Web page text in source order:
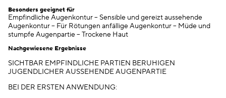
Besonders geeignet für
Empfindliche Augenkontur – Sensible und gereizt aussehende
Augenkontur – Für Rötungen anfällige Augenkontur – Müde und
stumpfe Augenpartie – Trockene Haut
Nachgewiesene Ergebnisse
SICHTBAR EMPFINDLICHE PARTIEN BERUHIGEN
JUGENDLICHER AUSSEHENDE AUGENPARTIE
BEI DER ERSTEN ANWENDUNG: